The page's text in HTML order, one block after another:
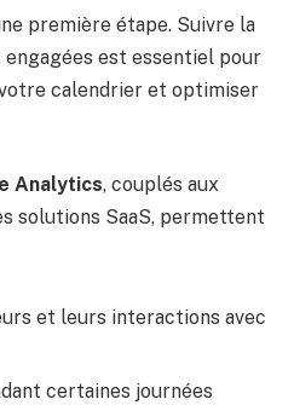
première étape. Suivre la
est essentiel pour
calendrier et optimiser
Analytics, couplés aux
solutions SaaS, permettent
et leurs interactions avec
certaines journées